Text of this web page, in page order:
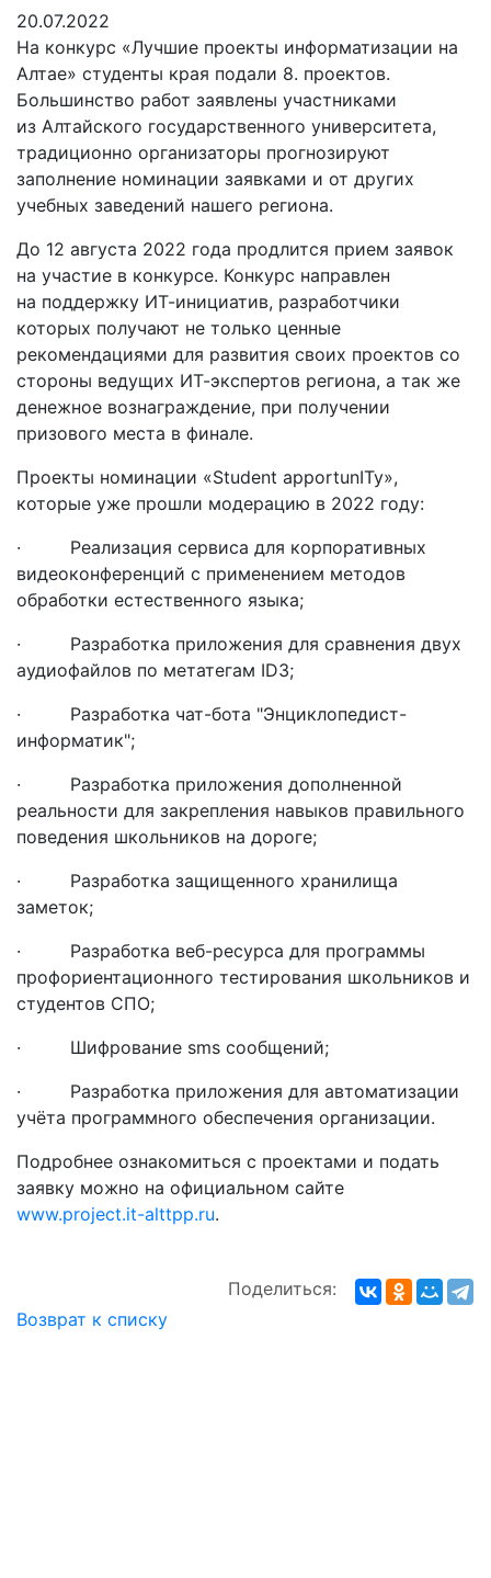
20.07.2022
На конкурс «Лучшие проекты информатизации на
Алтае» студенты края подали 8. проектов.
Большинство работ заявлены участниками
из Алтайского государственного университета,
традиционно организаторы прогнозируют
заполнение номинации заявками и от других
учебных заведений нашего региона.
До 12 августа 2022 года продлится прием заявок
на участие в конкурсе. Конкурс направлен
на поддержку ИТ-инициатив, разработчики
которых получают не только ценные
рекомендациями для развития своих проектов со
стороны ведущих ИТ-экспертов региона, а так же
денежное вознаграждение, при получении
призового места в финале.
Проекты номинации «Student аpportunITy»,
которые уже прошли модерацию в 2022 году:
· Реализация сервиса для корпоративных
видеоконференций с применением методов
обработки естественного языка;
· Разработка приложения для сравнения двух
аудиофайлов по метатегам ID3;
· Разработка чат-бота "Энциклопедист-
информатик";
· Разработка приложения дополненной
реальности для закрепления навыков правильного
поведения школьников на дороге;
· Разработка защищенного хранилища
заметок;
· Разработка веб-ресурса для программы
профориентационного тестирования школьников и
студентов СПО;
· Шифрование sms сообщений;
· Разработка приложения для автоматизации
учёта программного обеспечения организации.
Подробнее ознакомиться с проектами и подать
заявку можно на официальном сайте
www.project.it-alttpp.ru.
Поделиться:
Возврат к списку